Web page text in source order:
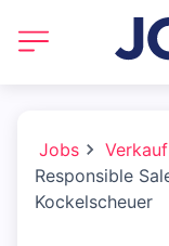
Jobs
Verkauf
Responsible
Kockelscheuer